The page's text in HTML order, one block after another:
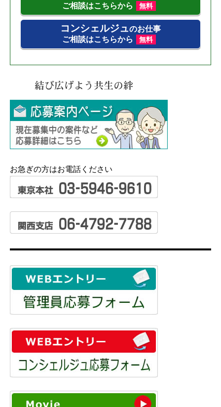
ご相談はこちらから 無料
コンシェルジュのお仕事
ご相談はこちらから
無料
お急ぎの方はお電話ください